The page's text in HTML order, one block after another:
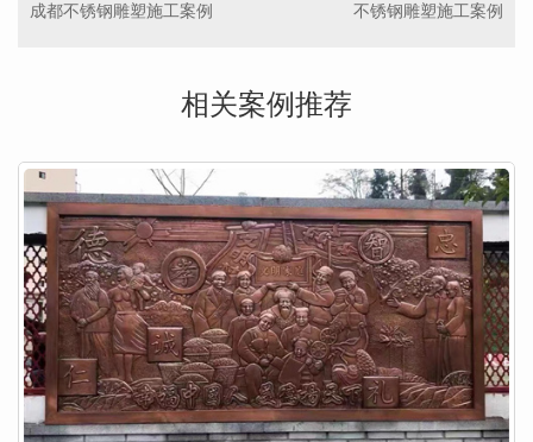
成都不锈钢雕塑施工案例 不锈钢雕塑施工案例
相关案例推荐